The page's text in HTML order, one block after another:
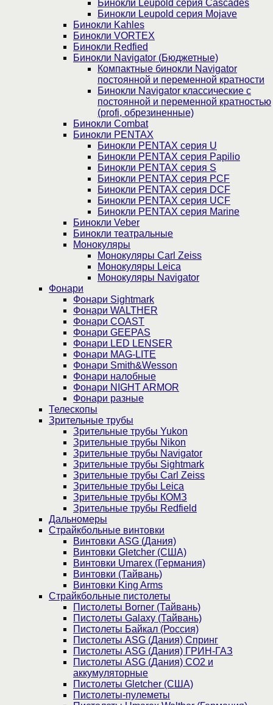
Бинокли Leupold серия Cascades
Бинокли Leupold серия Mojave
Бинокли Kahles
Бинокли VORTEX
Бинокли Redfied
Бинокли Navigator (Бюджетные)
Компактные бинокли Navigator
постоянной и переменной кратности
Бинокли Navigator классические с
постоянной и переменной кратностью
(profi, обрезиненные)
Бинокли Combat
Бинокли PENTAX
Бинокли PENTAX серия U
Бинокли PENTAX серия Papilio
Бинокли PENTAX серия S
Бинокли PENTAX серия PCF
Бинокли PENTAX серия DCF
Бинокли PENTAX серия UCF
Бинокли PENTAX серия Marine
Бинокли Veber
Бинокли театральные
Монокуляры
Монокуляры Carl Zeiss
Монокуляры Leica
Монокуляры Navigator
Фонари
Фонари Sightmark
Фонари WALTHER
Фонари COAST
Фонари GEEPAS
Фонари LED LENSER
Фонари MAG-LITE
Фонари Smith&Wesson
Фонари налобные
Фонари NIGHT ARMOR
Фонари разные
Телескопы
Зрительные трубы
Зрительные трубы Yukon
Зрительные трубы Nikon
Зрительные трубы Navigator
Зрительные трубы Sightmark
Зрительные трубы Carl Zeiss
Зрительные трубы Leica
Зрительные трубы КОМЗ
Зрительные трубы Redfield
Дальномеры
Страйкбольные винтовки
Винтовки ASG (Дания)
Винтовки Gletcher (США)
Винтовки Umarex (Германия)
Винтовки (Тайвань)
Винтовки King Arms
Страйкбольные пистолеты
Пистолеты Borner (Тайвань)
Пистолеты Galaxy (Тайвань)
Пистолеты Байкал (Россия)
Пистолеты ASG (Дания) Спринг
Пистолеты ASG (Дания) ГРИН-ГАЗ
Пистолеты ASG (Дания) CO2 и
аккумуляторные
Пистолеты Gletcher (США)
Пистолеты-пулеметы